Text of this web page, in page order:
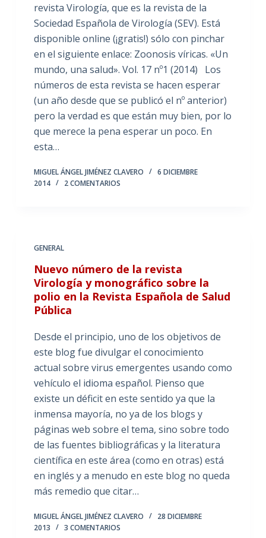
revista Virología, que es la revista de la
Sociedad Española de Virología (SEV). Está
disponible online (¡gratis!) sólo con pinchar
en el siguiente enlace: Zoonosis víricas. «Un
mundo, una salud». Vol. 17 nº1 (2014) Los
números de esta revista se hacen esperar
(un año desde que se publicó el nº anterior)
pero la verdad es que están muy bien, por lo
que merece la pena esperar un poco. En
esta…
MIGUEL ÁNGEL JIMÉNEZ CLAVERO
6 DICIEMBRE
2014
2 COMENTARIOS
GENERAL
Nuevo número de la revista
Virología y monográfico sobre la
polio en la Revista Española de Salud
Pública
Desde el principio, uno de los objetivos de
este blog fue divulgar el conocimiento
actual sobre virus emergentes usando como
vehículo el idioma español. Pienso que
existe un déficit en este sentido ya que la
inmensa mayoría, no ya de los blogs y
páginas web sobre el tema, sino sobre todo
de las fuentes bibliográficas y la literatura
científica en este área (como en otras) está
en inglés y a menudo en este blog no queda
más remedio que citar…
MIGUEL ÁNGEL JIMÉNEZ CLAVERO
28 DICIEMBRE
2013
3 COMENTARIOS